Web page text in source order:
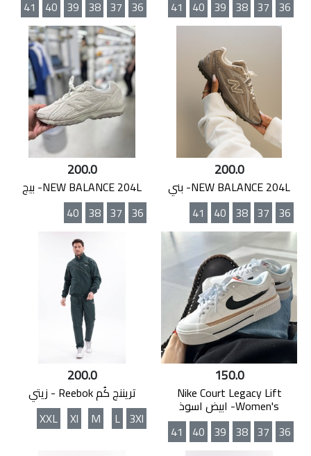
36
37
38
39
40
41
36
37
38
39
40
41
200.0
NEW BALANCE 204L- بني
36
37
38
40
41
200.0
NEW BALANCE 204L- بيج
36
37
38
40
150.0
Nike Court Legacy Lift
Women's- ابيض اسوذ
36
37
38
39
40
41
200.0
تريننج كُم Reebok - زيتي
3Xl
L
M
Xl
XXL